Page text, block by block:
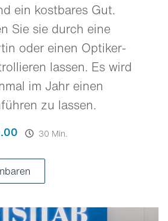
ein kostbares Gut.
Sie sie durch eine
oder einen Optiker-
lassen. Es wird
im Jahr einen
zu lassen.
30 Min.